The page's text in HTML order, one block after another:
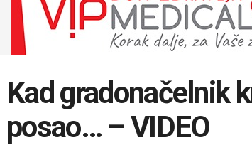
Kad gradonačelnik
posao… – VIDEO